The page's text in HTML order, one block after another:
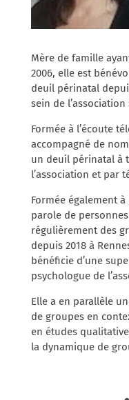
Mère de famille
2006, elle est
deuil périnatal
sein de l’association
Formée à l’écoute
accompagné de
un deuil périnatal à
l’association et par
Formée également
parole de
régulièrement des
depuis 2018 à
bénéficie d’une
psychologue de
Elle a en parallèle
de groupes en
en études
la dynamique de